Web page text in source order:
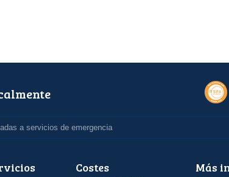
a servicios de emergencia
Costes Más